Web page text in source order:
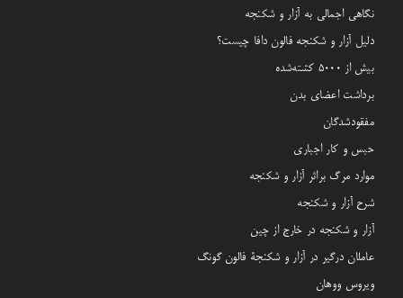
نگاهی اجمالی به آزار و شکنجه
دلیل آزار و شکنجه فالون دافا چیست؟
بیش از 5000 کشته‌شده
برداشت اعضای بدن
مفقودشدگان
حبس و کار اجباری
موارد مرگ براثر آزار و شکنجه
شرح آزار و شکنجه
آزار و شکنجه در خارج از چین
عاملان درگیر در آزار و شکنجۀ فالون گونگ
ویروس ووهان